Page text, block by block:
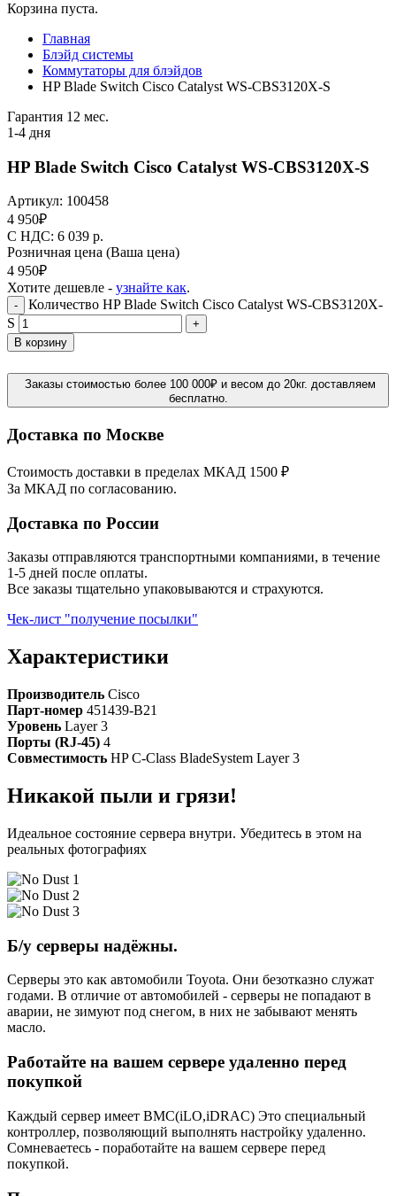
Корзина пуста.
Главная
Блэйд системы
Коммутаторы для блэйдов
HP Blade Switch Cisco Catalyst WS-CBS3120X-S
Гарантия 12 мес.
1-4 дня
HP Blade Switch Cisco Catalyst WS-CBS3120X-S
Артикул: 100458
4 950₽
C НДС: 6 039 р.
Розничная цена (Ваша цена)
4 950₽
Хотите дешевле - узнайте как.
-
Количество HP Blade Switch Cisco Catalyst WS-CBS3120X-
S
+
В корзину
Заказы стоимостью более 100 000₽ и весом до 20кг. доставляем
бесплатно.
Доставка по Москве
Стоимость доставки в пределах МКАД 1500 ₽
За МКАД по согласованию.
Доставка по России
Заказы отправляются транспортными компаниями, в течение
1-5 дней после оплаты.
Все заказы тщательно упаковываются и страхуются.
Чек-лист "получение посылки"
Характеристики
Производитель Cisco
Парт-номер 451439-B21
Уровень Layer 3
Порты (RJ-45) 4
Совместимость HP C-Class BladeSystem Layer 3
Никакой пыли и грязи!
Идеальное состояние сервера внутри. Убедитесь в этом на
реальных фотографиях
Б/у серверы надёжны.
Серверы это как автомобили Toyota. Они безотказно служат
годами. В отличие от автомобилей - серверы не попадают в
аварии, не зимуют под снегом, в них не забывают менять
масло.
Работайте на вашем сервере удаленно перед
покупкой
Каждый сервер имеет BMC(iLO,iDRAC) Это специальный
контроллер, позволяющий выполнять настройку удаленно.
Сомневаетесь - поработайте на вашем сервере перед
покупкой.